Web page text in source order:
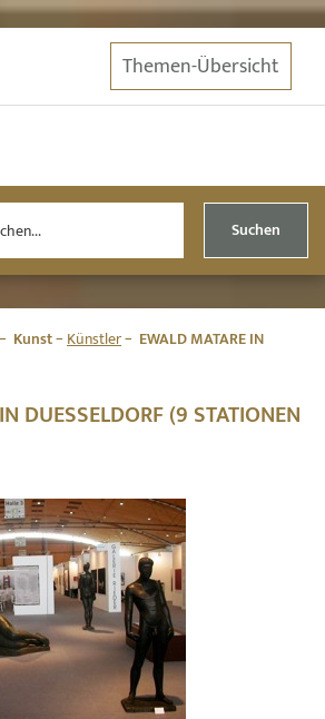
Themen-Übersicht
Suchen
Kunst Künstler
EWALD MATARE IN
DUESSELDORF (9 STATIONEN